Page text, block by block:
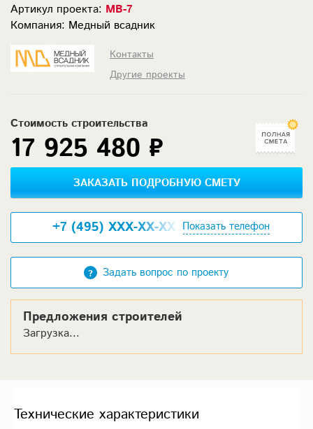
Артикул проекта: МВ-7
Компания: Медный всадник
Контакты
Другие проекты
Стоимость строительства
17 925 480 ₽
ЗАКАЗАТЬ ПОДРОБНУЮ СМЕТУ
+7 (495) XXX-XX-XX Показать телефон
Задать вопрос по проекту
Предложения строителей
Загрузка...
Технические характеристики